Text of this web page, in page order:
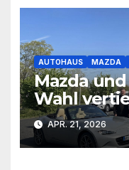
AUTOHAUS MAZDA
Mazda
Wahl
APR. 21, 2026